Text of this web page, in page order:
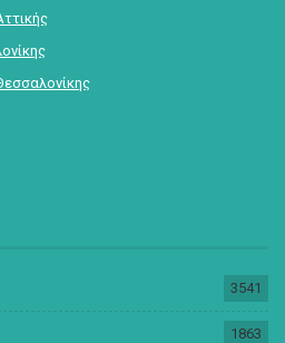
3541
1863